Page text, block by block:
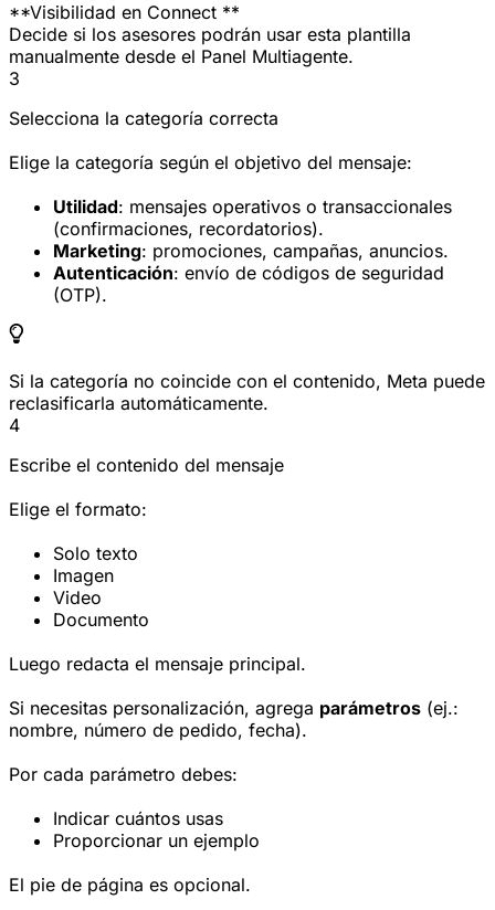
**Visibilidad en Connect **
Decide si los asesores podrán usar esta plantilla
manualmente desde el Panel Multiagente.
3
Selecciona la categoría correcta
Elige la categoría según el objetivo del mensaje:
Utilidad: mensajes operativos o transaccionales
(confirmaciones, recordatorios).
Marketing: promociones, campañas, anuncios.
Autenticación: envío de códigos de seguridad
(OTP).
Si la categoría no coincide con el contenido, Meta puede
reclasificarla automáticamente.
4
Escribe el contenido del mensaje
Elige el formato:
Solo texto
Imagen
Video
Documento
Luego redacta el mensaje principal.
Si necesitas personalización, agrega parámetros (ej.:
nombre, número de pedido, fecha).
Por cada parámetro debes:
Indicar cuántos usas
Proporcionar un ejemplo
El pie de página es opcional.